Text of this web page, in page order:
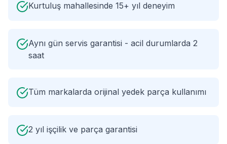
Kurtuluş mahallesinde 15+ yıl deneyim
Aynı gün servis garantisi - acil durumlarda 2
saat
Tüm markalarda orijinal yedek parça kullanımı
2 yıl işçilik ve parça garantisi